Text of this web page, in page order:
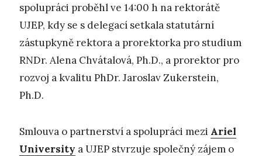
spolupráci proběhl ve 14:00 h na rektorátě
UJEP, kdy se s delegací setkala statutární
zástupkyně rektora a prorektorka pro studium
RNDr. Alena Chvátalová, Ph.D., a prorektor pro
rozvoj a kvalitu PhDr. Jaroslav Zukerstein,
Ph.D.
Smlouva o partnerství a spolupráci mezi Ariel
University a UJEP stvrzuje společný zájem o